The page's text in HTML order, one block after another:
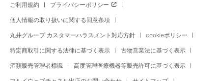
ご利用規約 プライバシーポリシー
個人情報の取り扱いに関する同意条項
丸井グループ カスタマーハラスメント対応方針 cookieポリシー
特定商取引に関する法律に基づく表示 古物営業法に基づく表示
酒類販売管理者標識 高度管理医療機器等販売許可に基づく表示